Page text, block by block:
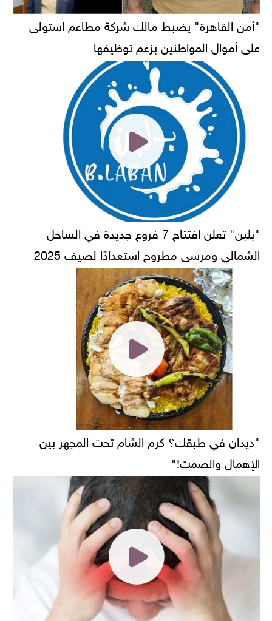
"أمن القاهرة" يضبط مالك شركة مطاعم استولى
على أموال المواطنين بزعم توظيفها
"بلبن" تعلن افتتاح 7 فروع جديدة في الساحل
الشمالي ومرسى مطروح استعدادًا لصيف 2025
"ديدان في طبقك؟ كرم الشام تحت المجهر بين
الإهمال والصمت!"